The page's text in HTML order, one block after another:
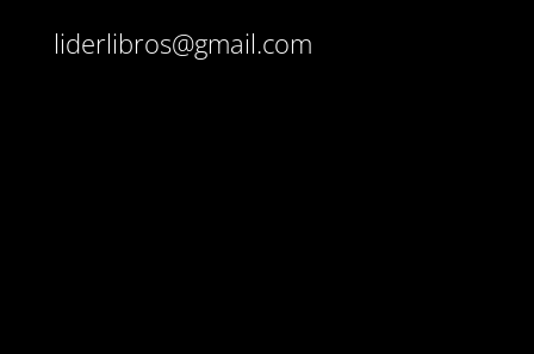
liderlibros@gmail.com